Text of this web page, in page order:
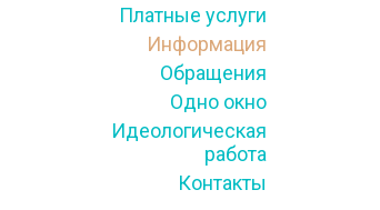
Платные услуги
Информация
Обращения
Одно окно
Идеологическая
работа
Контакты